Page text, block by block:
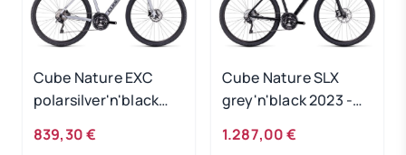
Cube Nature EXC
polarsilver'n'black
839,30 €
Cube Nature SLX
grey'n'black 2023 -
1.287,00 €